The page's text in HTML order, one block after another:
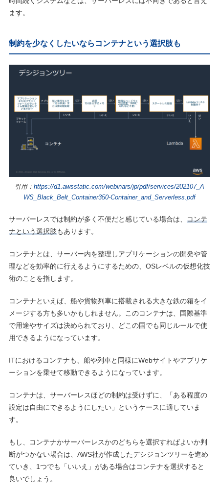
ます。
制約を少なくしたいならコンテナという選択肢も
引用： https://d1.awsstatic.com/webinars/jp/pdf/services/202107_A
WS_Black Belt_Container350-Container_and_Serverless.pdf
サーバーレスでは制約が多く不便だと感じている場合は、 コンテ
ナという選択肢もあります。
コンテナとは、サーバー内を整理しアプリケーションの開発や管
理などを効率的に行えるようにするための、OSレベルの仮想化技
術のことを指します。
コンテナといえば、船や貨物列車に搭載される大きな鉄の箱をイ
メージする方も多いかもしれません。このコンテナは、国際基準
で用途やサイズは決められており、どこの国でも同じルールで使
用できるようになっています。
ITにおけるコンテナも、船や列車と同様にWebサイトやアプリケ
ーションを乗せて移動できるようになっています。
コンテナは、サーバーレスほどの制約は受けずに、「ある程度の
設定は自由にできるようにしたい」というケースに適していま
す。
もし、コンテナかサーバーレスかのどちらを選択すればよいか判
断がつかない場合は、AWS社が作成したデシジョンツリーを進め
ていき、1つでも「いいえ」がある場合はコンテナを選択すると
良いでしょう。